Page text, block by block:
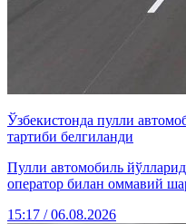
Ўзбекистонда пулли
тартиби белгиланди
Пулли автомобиль
оператор билан оммавий
15:17 / 06.08.2026